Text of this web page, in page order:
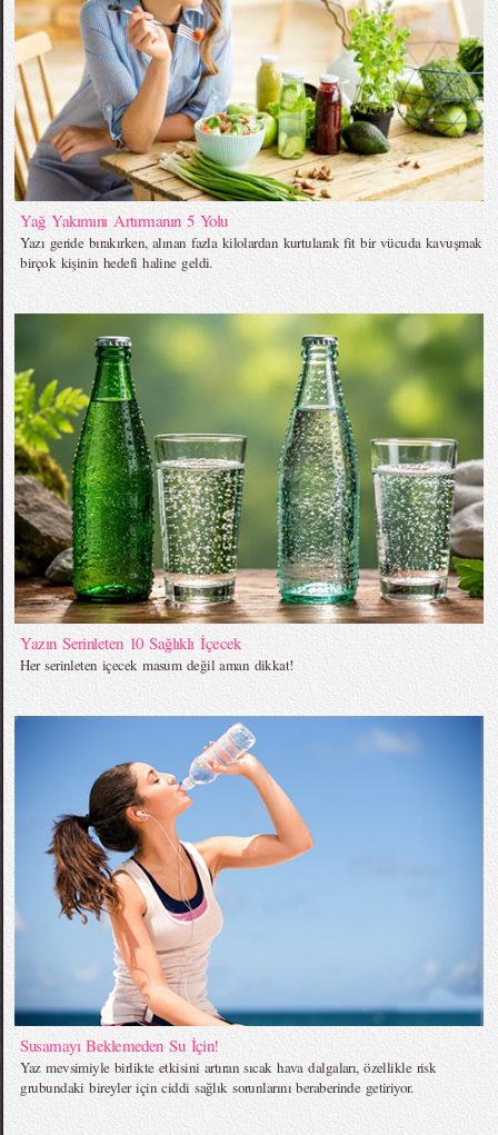
Yağ Yakımını Artırmanın 5 Yolu
Yazı geride bırakırken, alınan fazla kilolardan kurtularak fit bir vücuda kavuşmak
birçok kişinin hedefi haline geldi.
Yazın Serinleten 10 Sağlıklı İçecek
Her serinleten içecek masum değil aman dikkat!
Susamayı Beklemeden Su İçin!
Yaz mevsimiyle birlikte etkisini artıran sıcak hava dalgaları, özellikle risk
grubundaki bireyler için ciddi sağlık sorunlarını beraberinde getiriyor.